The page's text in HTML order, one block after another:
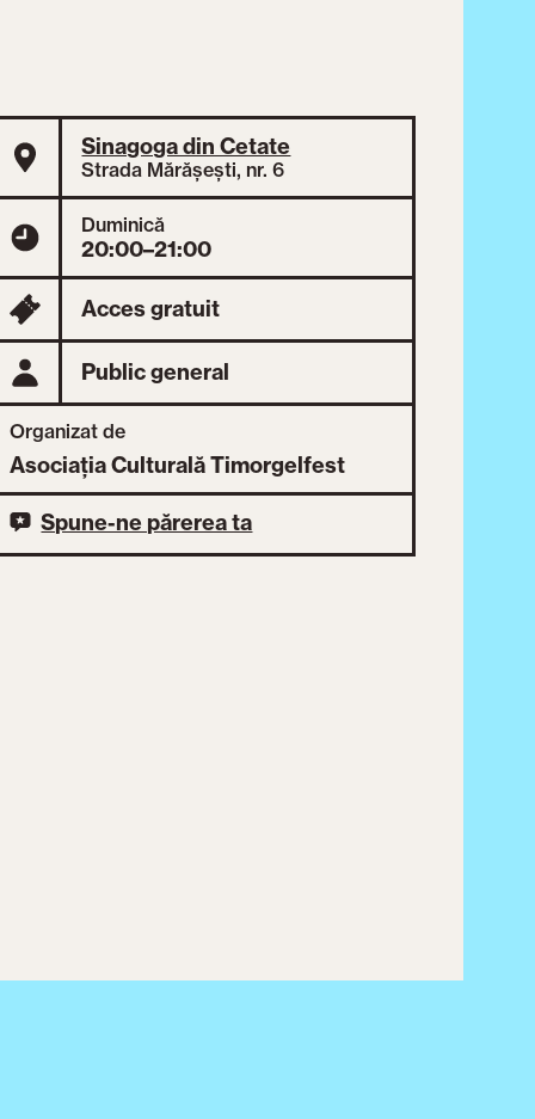
Sinagoga din Cetate
Strada Mărășești, nr. 6
Duminică
20:00–21:00
Acces gratuit
Public general
Organizat de
Asociația Culturală Timorgelfest
Spune-ne părerea ta